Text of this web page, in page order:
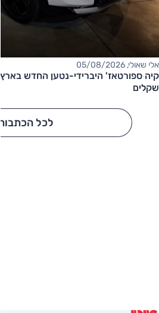
אלי שאולי, 05/08/2026
שקלים
לכל הכתבות